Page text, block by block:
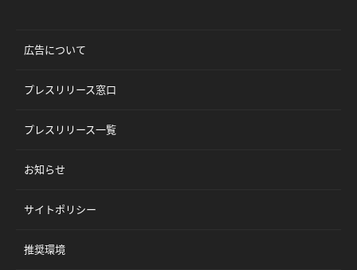
広告について
プレスリリース窓口
プレスリリース一覧
お知らせ
サイトポリシー
推奨環境